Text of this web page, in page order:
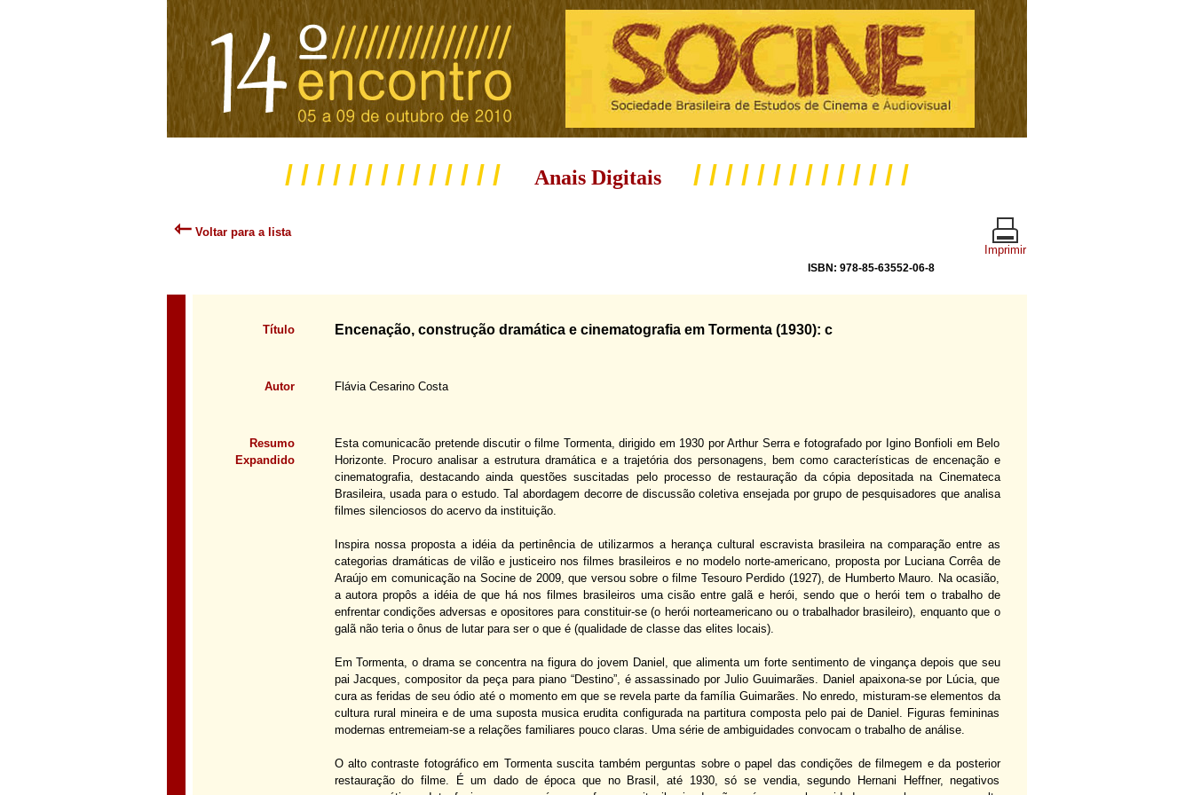
/ / / / / / / / / / / / / / Anais Digitais / / / / / / / / / / / / / /
⇽Voltar para a lista
Imprimir
ISBN: 978-85-63552-06-8
Título Encenação, construção dramática e cinematografia em Tormenta (1930): c
Autor Flávia Cesarino Costa
Resumo
Expandido
Esta comunicacão pretende discutir o filme Tormenta, dirigido em 1930 por Arthur Serra e fotografado por Igino Bonfioli em Belo
Horizonte. Procuro analisar a estrutura dramática e a trajetória dos personagens, bem como características de encenação e
cinematografia, destacando ainda questões suscitadas pelo processo de restauração da cópia depositada na Cinemateca
Brasileira, usada para o estudo. Tal abordagem decorre de discussão coletiva ensejada por grupo de pesquisadores que analisa
filmes silenciosos do acervo da instituição.
Inspira nossa proposta a idéia da pertinência de utilizarmos a herança cultural escravista brasileira na comparação entre as
categorias dramáticas de vilão e justiceiro nos filmes brasileiros e no modelo norte-americano, proposta por Luciana Corrêa de
Araújo em comunicação na Socine de 2009, que versou sobre o filme Tesouro Perdido (1927), de Humberto Mauro. Na ocasião,
a autora propôs a idéia de que há nos filmes brasileiros uma cisão entre galã e herói, sendo que o herói tem o trabalho de
enfrentar condições adversas e opositores para constituir-se (o herói norteamericano ou o trabalhador brasileiro), enquanto que o
galã não teria o ônus de lutar para ser o que é (qualidade de classe das elites locais).
Em Tormenta, o drama se concentra na figura do jovem Daniel, que alimenta um forte sentimento de vingança depois que seu
pai Jacques, compositor da peça para piano “Destino”, é assassinado por Julio Guuimarães. Daniel apaixona-se por Lúcia, que
cura as feridas de seu ódio até o momento em que se revela parte da família Guimarães. No enredo, misturam-se elementos da
cultura rural mineira e de uma suposta musica erudita configurada na partitura composta pelo pai de Daniel. Figuras femininas
modernas entremeiam-se a relações familiares pouco claras. Uma série de ambiguidades convocam o trabalho de análise.
O alto contraste fotográfico em Tormenta suscita também perguntas sobre o papel das condições de filmegem e da posterior
restauração do filme. É um dado de época que no Brasil, até 1930, só se vendia, segundo Hernani Heffner, negativos